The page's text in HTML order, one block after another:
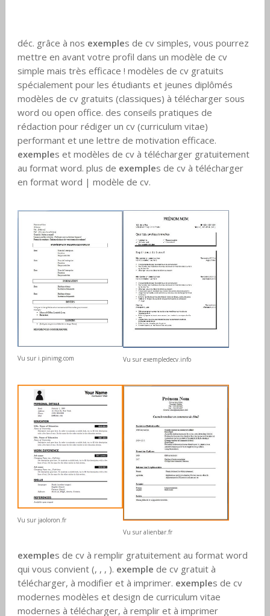
déc. grâce à nos exemples de cv simples, vous pourrez
mettre en avant votre profil dans un modèle de cv
simple mais très efficace ! modèles de cv gratuits
spécialement pour les étudiants et jeunes diplômés
modèles de cv gratuits (classiques) à télécharger sous
word ou open office. des conseils pratiques de
rédaction pour rédiger un cv (curriculum vitae)
performant et une lettre de motivation efficace.
exemples et modèles de cv à télécharger gratuitement
au format word. plus de exemples de cv à télécharger
en format word | modèle de cv.
Vu sur i.pinimg.com Vu sur exempledecv.info
Vu sur jaoloron.fr
Vu sur alienbar.fr
exemples de cv à remplir gratuitement au format word
qui vous convient (, , , ). exemple de cv gratuit à
télécharger, à modifier et à imprimer. exemples de cv
modernes modèles et design de curriculum vitae
modernes à télécharger, à remplir et à imprimer